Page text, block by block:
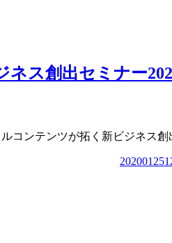
ス創出セミナー
コンテンツが拓く新ビジネス